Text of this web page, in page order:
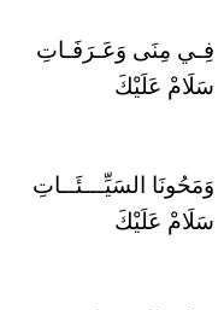
فِـي مِنَى وَعَـرَفَـاتِ
سَلَامْ عَلَيْكَ
وَمَحُونَا السَيِّـــئَــاتِ
سَلَامْ عَلَيْكَ